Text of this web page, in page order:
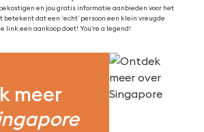
en jou gratis informatie aanbieden voor het
betekent dat een ‘echt’ persoon een klein vreugde
link een aankoop doet! You’re a legend!
meer